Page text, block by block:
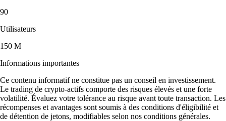
90
Utilisateurs
150 M
Informations importantes
Ce contenu informatif ne constitue pas un conseil en investissement.
Le trading de crypto-actifs comporte des risques élevés et une forte
volatilité. Évaluez votre tolérance au risque avant toute transaction. Les
récompenses et avantages sont soumis à des conditions d'éligibilité et
de détention de jetons, modifiables selon nos conditions générales.